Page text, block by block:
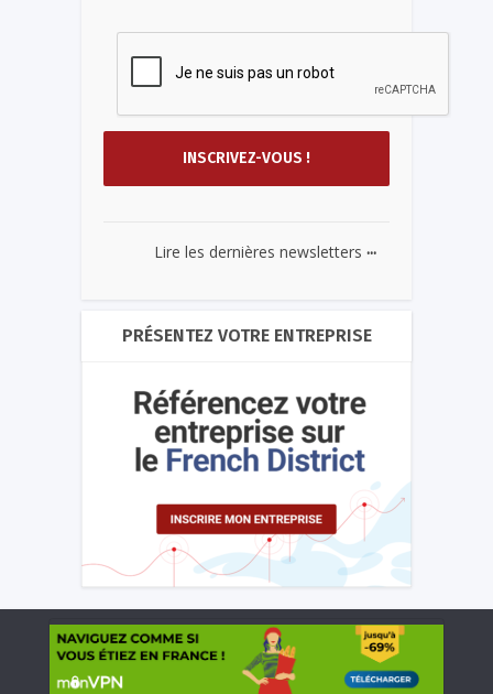
Lire les dernières newsletters ...
PRÉSENTEZ VOTRE ENTREPRISE